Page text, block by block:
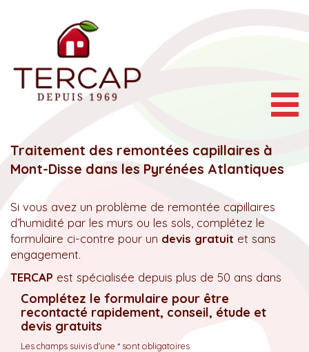
Traitement des remontées capillaires à
Mont-Disse dans les Pyrénées Atlantiques
Si vous avez un problème de remontée capillaires
d’humidité par les murs ou les sols, complétez le
formulaire ci-contre pour un devis gratuit et sans
engagement.
TERCAP est spécialisée depuis plus de 50 ans dans
Complétez le formulaire pour être
recontacté rapidement, conseil, étude et
devis gratuits
Les champs suivis d'une * sont obligatoires